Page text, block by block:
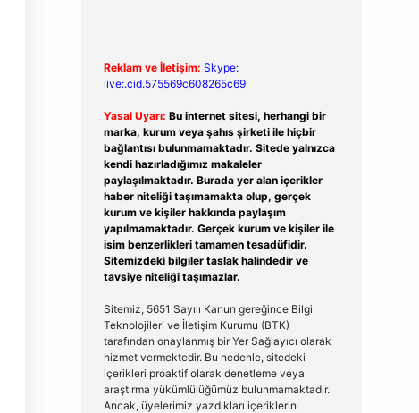
Reklam ve İletişim: Skype:
live:.cid.575569c608265c69
Yasal Uyarı: Bu internet sitesi, herhangi bir
marka, kurum veya şahıs şirketi ile hiçbir
bağlantısı bulunmamaktadır. Sitede yalnızca
kendi hazırladığımız makaleler
paylaşılmaktadır. Burada yer alan içerikler
haber niteliği taşımamakta olup, gerçek
kurum ve kişiler hakkında paylaşım
yapılmamaktadır. Gerçek kurum ve kişiler ile
isim benzerlikleri tamamen tesadüfidir.
Sitemizdeki bilgiler taslak halindedir ve
tavsiye niteliği taşımazlar.
Sitemiz, 5651 Sayılı Kanun gereğince Bilgi
Teknolojileri ve İletişim Kurumu (BTK)
tarafından onaylanmış bir Yer Sağlayıcı olarak
hizmet vermektedir. Bu nedenle, sitedeki
içerikleri proaktif olarak denetleme veya
araştırma yükümlülüğümüz bulunmamaktadır.
Ancak, üyelerimiz yazdıkları içeriklerin